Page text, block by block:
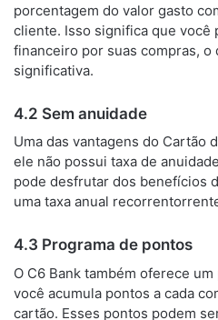
porcentagem do valor gasto
cliente. Isso significa que você
financeiro por suas compras, o
significativa.
4.2 Sem anuidade
Uma das vantagens do Cartão
ele não possui taxa de
pode desfrutar dos benefícios
uma taxa anual
4.3 Programa de pontos
O C6 Bank também oferece
você acumula pontos a cada
cartão. Esses pontos podem